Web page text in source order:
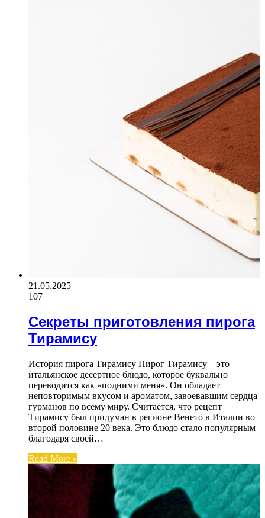
21.05.2025
107
Секреты приготовления пирога
Тирамису
История пирога Тирамису Пирог Тирамису – это
итальянское десертное блюдо, которое буквально
переводится как «подними меня». Он обладает
неповторимым вкусом и ароматом, завоевавшим сердца
гурманов по всему миру. Считается, что рецепт
Тирамису был придуман в регионе Венето в Италии во
второй половине 20 века. Это блюдо стало популярным
благодаря своей…
Read More »